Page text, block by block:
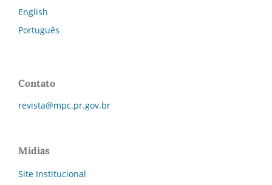
English
Português
Contato
revista@mpc.pr.gov.br
Mídias
Site Institucional